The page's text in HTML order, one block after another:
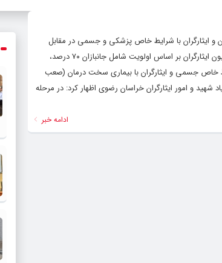
و ایثارگران با شرایط خاص پزشکی و جسمی در مقابل
آنفلوآنزا در شهرهای مختلف استان خراسان رضوی آغاز شده است. ‌ وی اضافه کرد: واکسیناسیون ایثارگران بر اساس اولویت شامل جانبازان ۷۰ درصد،
خاص جسمی و ایثارگران با بیماری سخت درمان (صعب
شهید و امور ایثارگران خراسان رضوی اظهار کرد: در مرحله
ادامه خبر